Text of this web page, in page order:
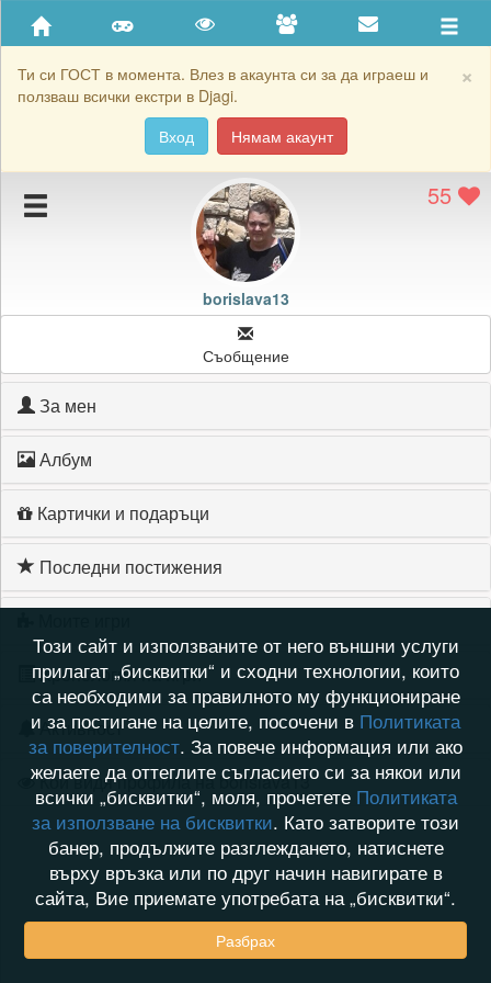
×
Ти си ГОСТ в момента. Влез в акаунта си за да играеш и
ползваш всички екстри в Djagi.
Вход
Нямам акаунт
Приятели
Хронология на игри
Подаръците на borislava13
Картичките на borislava13
Блокирай borislava13
55
borislava13
Съобщение
За мен
Албум
Картички и подаръци
Последни постижения
Хронология на игри
Активност
Кой видя профила на borislava13
Този сайт и използваните от него външни услуги
прилагат „бисквитки“ и сходни технологии, които
са необходими за правилното му функциониране
и за постигане на целите, посочени в Политиката
за поверителност. За повече информация или ако
желаете да оттеглите съгласието си за някои или
всички „бисквитки“, моля, прочетете Политиката
за използване на бисквитки. Като затворите този
банер, продължите разглеждането, натиснете
върху връзка или по друг начин навигирате в
сайта, Вие приемате употребата на „бисквитки“.
Разбрах